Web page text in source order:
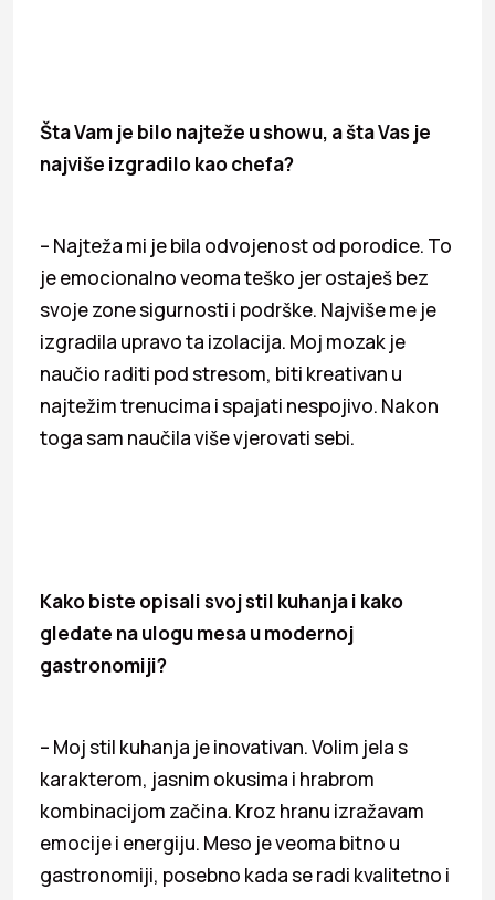
Šta Vam je bilo najteže u showu, a šta Vas je
najviše izgradilo kao chefa?
– Najteža mi je bila odvojenost od porodice. To
je emocionalno veoma teško jer ostaješ bez
svoje zone sigurnosti i podrške. Najviše me je
izgradila upravo ta izolacija. Moj mozak je
naučio raditi pod stresom, biti kreativan u
najtežim trenucima i spajati nespojivo. Nakon
toga sam naučila više vjerovati sebi.
Kako biste opisali svoj stil kuhanja i kako
gledate na ulogu mesa u modernoj
gastronomiji?
– Moj stil kuhanja je inovativan. Volim jela s
karakterom, jasnim okusima i hrabrom
kombinacijom začina. Kroz hranu izražavam
emocije i energiju. Meso je veoma bitno u
gastronomiji, posebno kada se radi kvalitetno i